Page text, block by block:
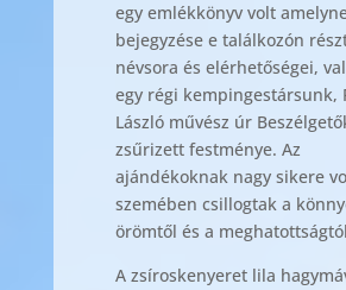
egy emlékkönyv volt
bejegyzése e találkozón
névsora és elérhetőségei,
egy régi kempingestársunk,
László művész úr
zsűrizett festménye. Az
ajándékoknak nagy sikere
szemében csillogtak a
örömtől és a
A zsíroskenyeret lila